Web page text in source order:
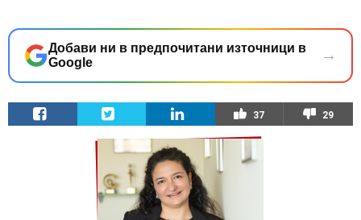
Добави ни в предпочитани източници в
Google
→
37 29